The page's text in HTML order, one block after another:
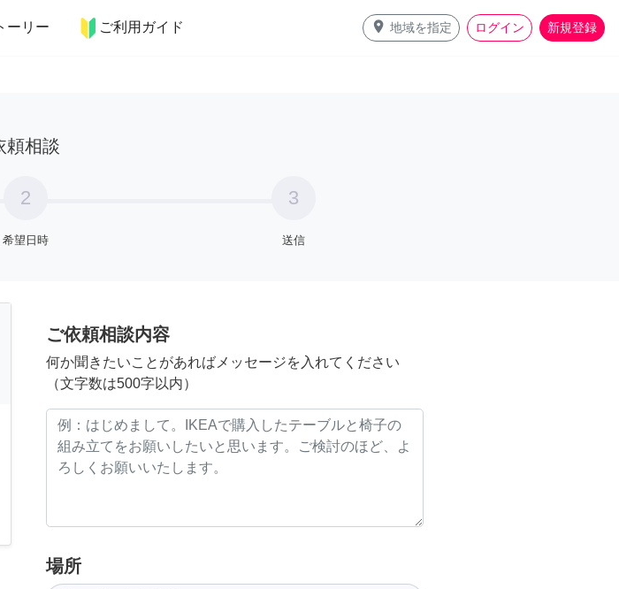
ーリー ご利用ガイド place 地域を指定 ログイン 新規登録
事 ペット 料理
頼相談
2
希望日時
3
送信
ご依頼相談内容
何か聞きたいことがあればメッセージを入れてください
（文字数は500字以内）
場所